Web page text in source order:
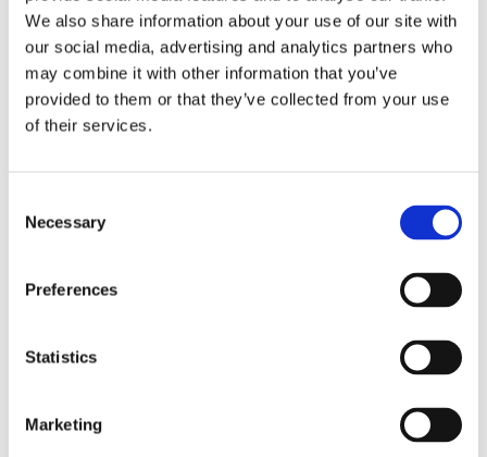
We also share information about your use of our site with
our social media, advertising and analytics partners who
may combine it with other information that you’ve
provided to them or that they’ve collected from your use
of their services.
Selection
Necessary
Preferences
Statistics
Marketing
som färgväxter.
Släktet har omkring 250 arter, varav 24 förekommer i
Sverige. Ett par arter odlas som prydnadsväxter i
trädgårdar, till exempel jättedaggkåpa (A. mollis).